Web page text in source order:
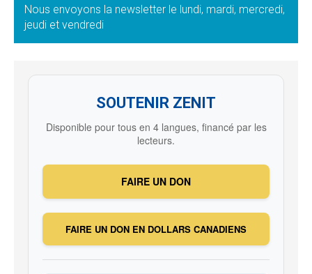
Nous envoyons la newsletter le lundi, mardi, mercredi,
jeudi et vendredi
SOUTENIR ZENIT
Disponible pour tous en 4 langues, financé par les
lecteurs.
FAIRE UN DON
FAIRE UN DON EN DOLLARS CANADIENS